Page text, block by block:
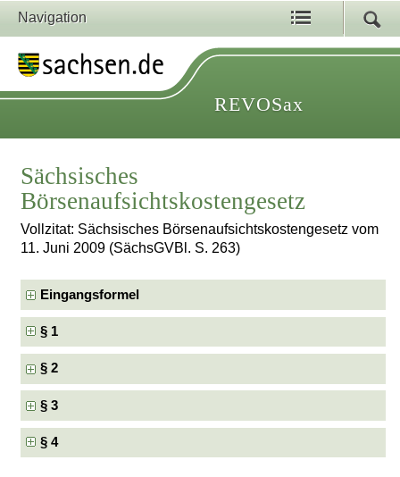
Navigation
REVOSax
Sächsisches
Börsenaufsichtskostengesetz
Vollzitat: Sächsisches Börsenaufsichtskostengesetz vom
11. Juni 2009 (SächsGVBl. S. 263)
Eingangsformel
§ 1
§ 2
§ 3
§ 4